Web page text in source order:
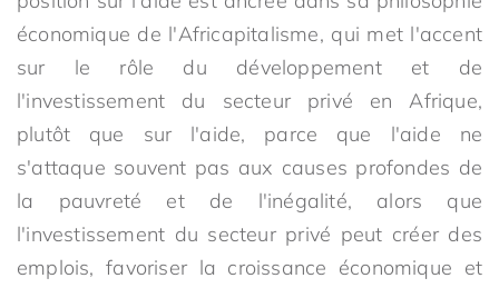
économique de l'Africapitalisme, qui met l'accent
sur le rôle du développement et de
l'investissement du secteur privé en Afrique,
plutôt que sur l'aide, parce que l'aide ne
s'attaque souvent pas aux causes profondes de
la pauvreté et de l'inégalité, alors que
l'investissement du secteur privé peut créer des
emplois, favoriser la croissance économique et